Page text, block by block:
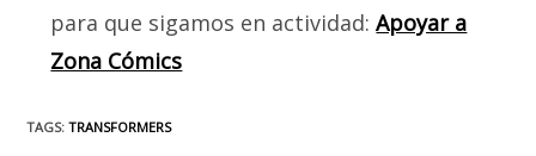
para que sigamos en actividad:Apoyar a
Zona Cómics
TAGS:TRANSFORMERS